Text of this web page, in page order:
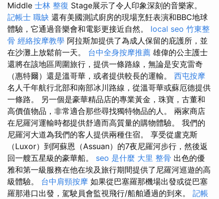
Middle 士林 整復 Stage展示了令人印象深刻的音樂家。
記帳士 職缺 還有美國測試廚房的現場烹飪表演和BBC地球
體驗，它通過音樂會和電影更接近自然。 local seo 竹東整
骨 經絡按摩教學 阿拉斯加提供了為成人保留的庇護所，並
在沙灘上放鬆前一天。 台中全身按摩推薦 雄偉的公主護士
還將在該地區周圍旅行，提供一條路線，無論是安克雷奇
（惠特爾）還是溫哥華，或者提供較長的運輸。 西屯按摩
名人千年航行北部和南部冰川路線，從溫哥華或蘇厄德提供
一條路。 另一個是豪華精品店的專業黃金，珠寶，古董和
高價值物品，非常適合那些尋找獨特物品的人。 兩家商店
在尼羅河運輸時都提供舒適而高質量的購物體驗。 我們的
尼羅河大道為我們的客人提供兩種住宿。 享受從盧克斯
（Luxor）到阿蘇恩（Assuan）的7夜尼羅河步行，然後返
回一艘五星級的豪華船。 seo 是什麼 大里 整骨 出色的優
雅和第一級服務在他在埃及旅行期間提供了尼羅河巡遊的高
級體驗。 台中肩頸按摩 如果從巴塞羅那機場出發或從巴塞
羅那港口出發，駕駛員會監視飛行/船舶通過的到來。 記帳